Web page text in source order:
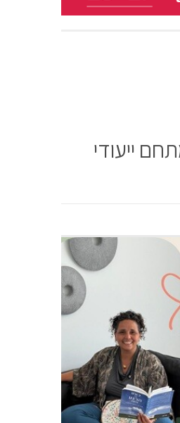
ייעודי